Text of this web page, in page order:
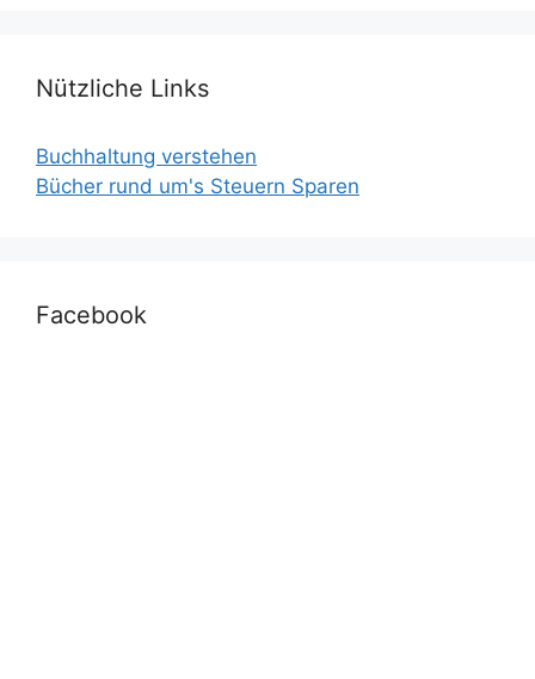
Nützliche Links
Buchhaltung verstehen
Bücher rund um's Steuern Sparen
Facebook